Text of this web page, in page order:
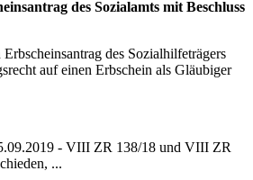
des Sozialamts mit Beschluss
des Sozialhilfeträgers
auf einen Erbschein als Gläubiger
- VIII ZR 138/18 und VIII ZR
...